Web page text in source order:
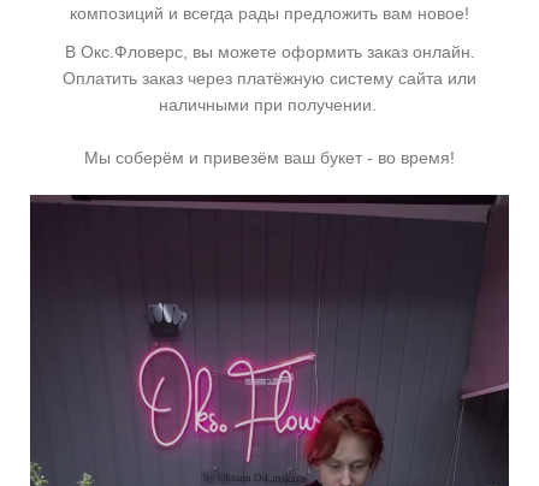
композиций и всегда рады предложить вам новое!
В Окс.Фловерс, вы можете оформить заказ онлайн.
Оплатить заказ через платёжную систему сайта или
наличными при получении.
Мы соберём и привезём ваш букет - во время!